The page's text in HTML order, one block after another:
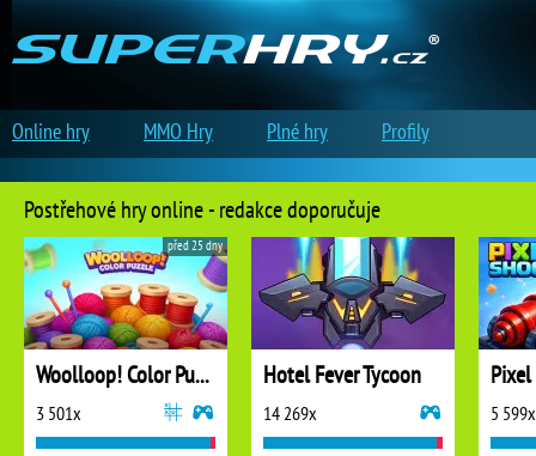
Postřehové hry online - redakce doporučuje
Woolloop! Color Puzzle
3 501x
před 25 dny
Hotel Fever Tycoon
14 269x 5 599x
Online hry MMO Hry Plné hry Profily